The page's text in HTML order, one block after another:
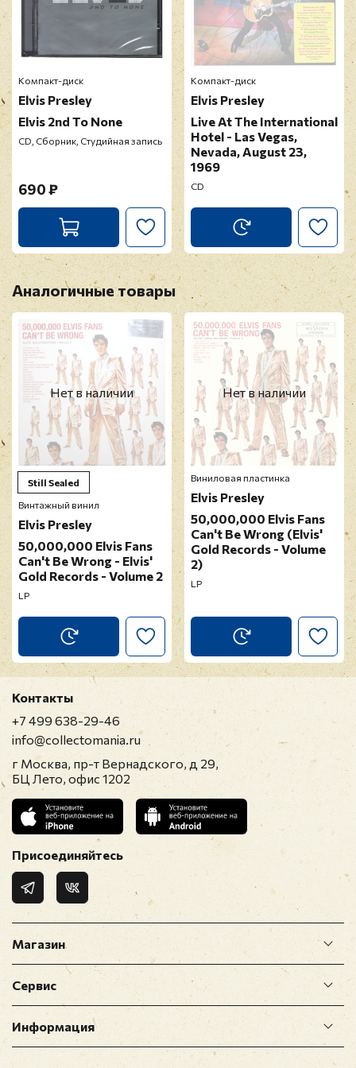
18. Hard Headed Woman
19. Got A Lot O' Livin' To Do!
20. (There'll Be) Peace In The Valley (For Me)
Отзыв
Оставить отзыв
Перед публикацией отзывы проходят
модерацию
Компакт-диск
Elvis Presley
Elvis 2nd To None
CD, Сборник, Студийная запись
690 ₽
Компакт-диск
Elvis Presley
Live At The International
Hotel - Las Vegas,
Nevada, August 23,
1969
CD
Аналогичные товары
Нет в наличии
Still Sealed
Винтажный винил
Elvis Presley
50,000,000 Elvis Fans
Can't Be Wrong - Elvis'
Gold Records - Volume 2
LP
Нет в наличии
Виниловая пластинка
Elvis Presley
50,000,000 Elvis Fans
Can't Be Wrong (Elvis'
Gold Records - Volume
2)
LP
Магазин
Сервис
Информация
Контакты
+7 499 638-29-46
info@collectomania.ru
г Москва, пр-т Вернадского, д 29,
БЦ Лето, офис 1202
Присоединяйтесь